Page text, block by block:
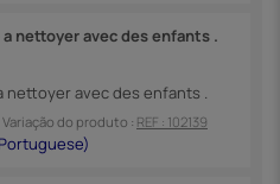
nettoyer avec des enfants .
nettoyer avec des enfants .
Variação do produto : REF : 102139